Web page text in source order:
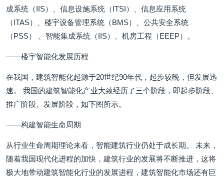
成系统（IIS）、信息设施系统（ITSI）、信息应用系统
（ITAS）、楼宇设备管理系统（BMS）、公共安全系统
（PSS） 、智能集成系统（IIS）、机房工程（EEEP）。
——楼宇智能化发展历程
在我国，建筑智能化起源于20世纪90年代，起步较晚，但发展迅
速。 我国的建筑智能化产业大致经历了三个阶段，即起步阶段、
推广阶段、发展阶段，如下图所示。
——构建智能生命周期
从行业生命周期理论来看，智能建筑行业仍处于成长期。 未来，
随着我国现代化进程的加快，建筑行业的发展将不断推进，这将
极大地带动建筑智能化行业的发展进程，建筑智能化市场还有巨